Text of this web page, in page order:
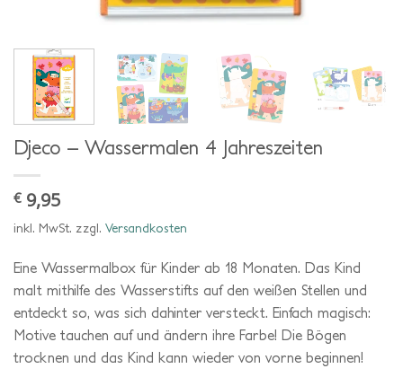
Djeco – Wassermalen 4 Jahreszeiten
€ 9,95
inkl. MwSt. zzgl. Versandkosten
Eine Wassermalbox für Kinder ab 18 Monaten. Das Kind
malt mithilfe des Wasserstifts auf den weißen Stellen und
entdeckt so, was sich dahinter versteckt. Einfach magisch:
Motive tauchen auf und ändern ihre Farbe! Die Bögen
trocknen und das Kind kann wieder von vorne beginnen!